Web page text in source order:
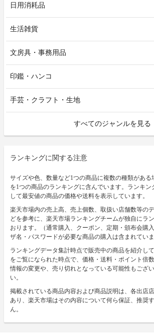
日用消耗品
生活雑貨
文房具・事務用品
印鑑・ハンコ
手芸・クラフト・生地
すべてのジャンルを見る
ランキングに関する注意
サイズや色、数量など1つの商品に複数の種類がある
を1つの商品のランキングに含んでいます。ランキン
して最安値の商品の価格や送料を表示しています。
楽天市場内の売上高、売上個数、取扱い店舗数等の
どを参考に、楽天市場ランキングチームが独自にラ
おります。（通常購入、クーポン、定期・頒布会購
ザ名・パスワードが必要な商品の購入は含まれていま
ランキングデータ集計時点で販売中の商品を紹介し
をご覧になられた時点で、価格・送料・ポイント倍
情報の変更や、売り切れとなっている可能性もござ
い。
掲載されている商品内容および商品説明は、各出店
あり、楽天市場はその内容について何ら保証、推奨
ん。